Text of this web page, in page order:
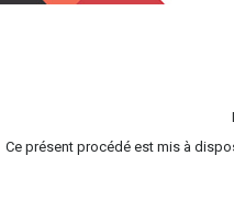
Ce présent procédé est mis à